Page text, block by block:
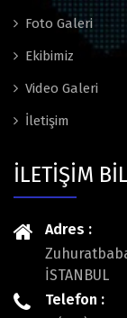
Foto Galeri
Ekibimiz
Video Galeri
İletişim
İLETİŞİM
Adres :
İSTANBUL
Telefon :